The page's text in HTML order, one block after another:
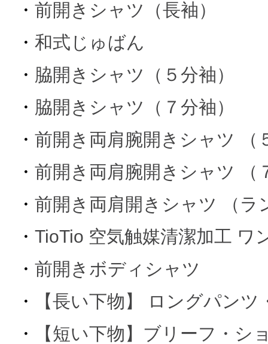
・ 前開きシャツ（長袖）
・ 和式じゅばん
・ 脇開きシャツ（５分袖）
・ 脇開きシャツ（７分袖）
・ 前開き両肩腕開きシャツ （
・ 前開き両肩腕開きシャツ （
・ 前開き両肩開きシャツ （ラ
・ TioTio 空気触媒清潔加工 ワ
・ 前開きボディシャツ
・
【長い下物】 ロングパン
・
【短い下物】ブリーフ・シ